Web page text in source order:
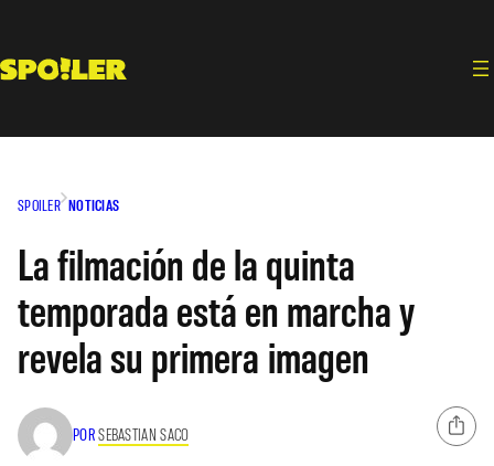
contenido
SPOILER NOTICIAS
La filmación de la quinta
temporada está en marcha y
revela su primera imagen
PORSEBASTIAN SACO